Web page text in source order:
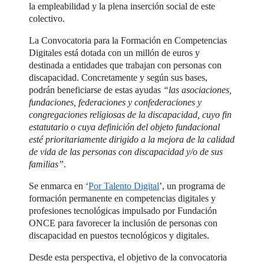
la empleabilidad y la plena inserción social de este
colectivo.
La Convocatoria para la Formación en Competencias
Digitales está dotada con un millón de euros y
destinada a entidades que trabajan con personas con
discapacidad. Concretamente y según sus bases,
podrán beneficiarse de estas ayudas “las asociaciones,
fundaciones, federaciones y confederaciones y
congregaciones religiosas de la discapacidad, cuyo fin
estatutario o cuya definición del objeto fundacional
esté prioritariamente dirigido a la mejora de la calidad
de vida de las personas con discapacidad y/o de sus
familias”.
Se enmarca en ‘Por Talento Digital’, un programa de
formación permanente en competencias digitales y
profesiones tecnológicas impulsado por Fundación
ONCE para favorecer la inclusión de personas con
discapacidad en puestos tecnológicos y digitales.
Desde esta perspectiva, el objetivo de la convocatoria